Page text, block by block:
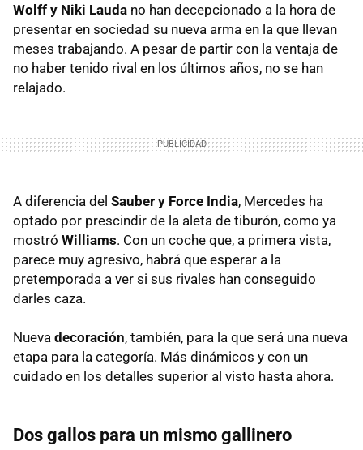
Wolff y Niki Lauda no han decepcionado a la hora de
presentar en sociedad su nueva arma en la que llevan
meses trabajando. A pesar de partir con la ventaja de
no haber tenido rival en los últimos años, no se han
relajado.
A diferencia del Sauber y Force India, Mercedes ha
optado por prescindir de la aleta de tiburón, como ya
mostró Williams. Con un coche que, a primera vista,
parece muy agresivo, habrá que esperar a la
pretemporada a ver si sus rivales han conseguido
darles caza.
Nueva decoración, también, para la que será una nueva
etapa para la categoría. Más dinámicos y con un
cuidado en los detalles superior al visto hasta ahora.
Dos gallos para un mismo gallinero